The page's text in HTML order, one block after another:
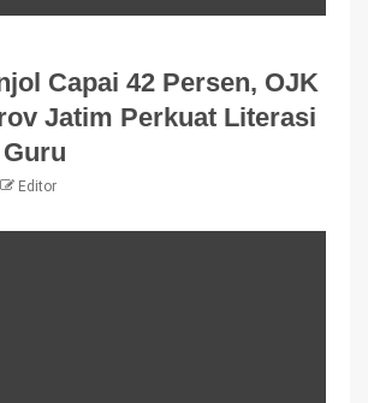
Capai 42 Persen, OJK
Jatim Perkuat Literasi
Editor